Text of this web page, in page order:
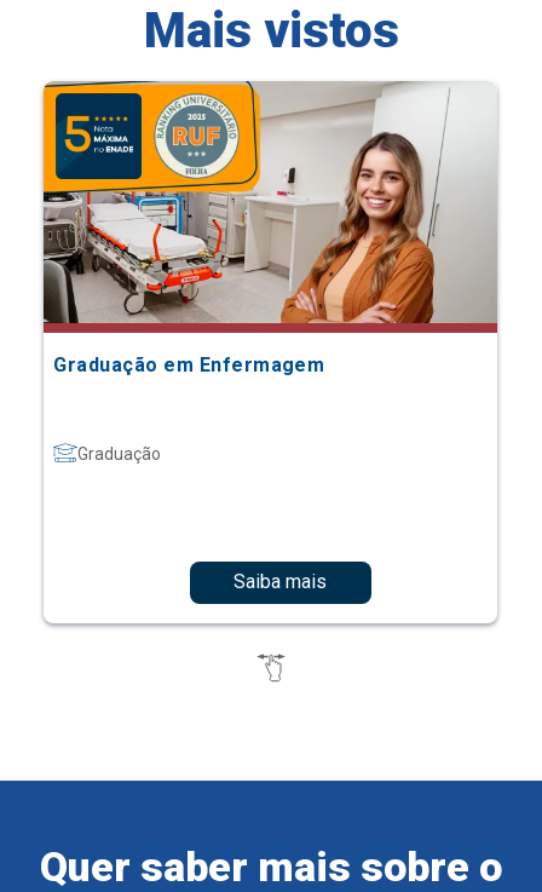
Mais vistos
Graduação em Enfermagem
Graduação
Saiba mais
Quer saber mais sobre o